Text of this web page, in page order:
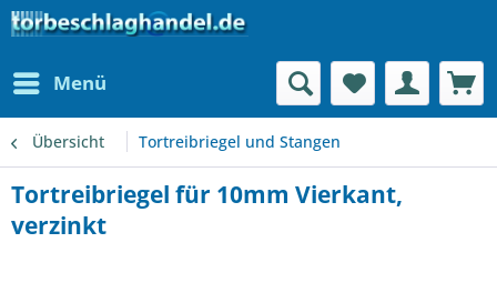
Menü
Übersicht Tortreibriegel und Stangen
Tortreibriegel für 10mm Vierkant,
verzinkt